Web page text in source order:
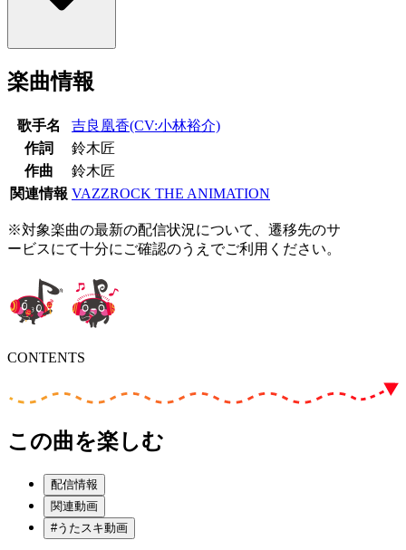
楽曲情報
歌手名
吉良凰香(CV:小林裕介)
作詞
鈴木匠
作曲
鈴木匠
関連情報 VAZZROCK THE ANIMATION
※対象楽曲の最新の配信状況について、遷移先のサ
ービスにて十分にご確認のうえでご利用ください。
CONTENTS
この曲を楽しむ
配信情報
関連動画
#うたスキ動画